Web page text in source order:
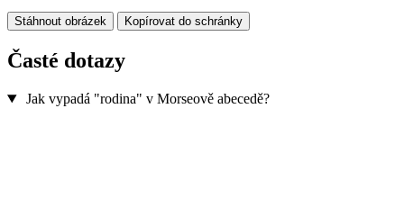
Stáhnout obrázek Kopírovat do schránky
Časté dotazy
Jak vypadá "rodina" v Morseově abecedě?